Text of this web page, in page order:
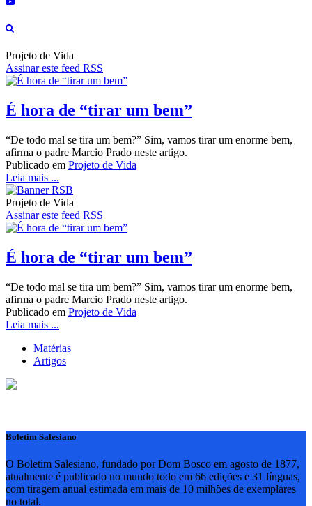
Projeto de Vida
Assinar este feed RSS
É hora de “tirar um bem”
“De todo mal se tira um bem?” Sim, vamos tirar um enorme bem,
afirma o padre Marcio Prado neste artigo.
Publicado em Projeto de Vida
Leia mais ...
Projeto de Vida
Assinar este feed RSS
É hora de “tirar um bem”
“De todo mal se tira um bem?” Sim, vamos tirar um enorme bem,
afirma o padre Marcio Prado neste artigo.
Publicado em Projeto de Vida
Leia mais ...
Matérias
Artigos
Boletim Salesiano
O Boletim Salesiano, fundado por Dom Bosco em agosto de 1877,
atualmente é publicado no mundo todo em 66 edições e 31 línguas,
com tiragem anual estimada em mais de 10 milhões de exemplares
no total.